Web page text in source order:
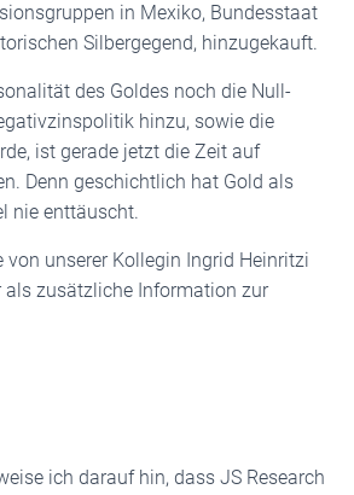
in Mexiko, Bundesstaat
Silbergegend, hinzugekauft.
des Goldes noch die Null-
hinzu, sowie die
ist gerade jetzt die Zeit auf
Denn geschichtlich hat Gold als
nie enttäuscht.
von unserer Kollegin Ingrid Heinritzi
als zusätzliche Information zur
ich darauf hin, dass JS Research